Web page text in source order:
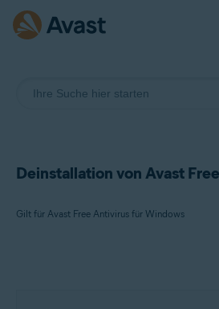
Deinstallation von Avast
Gilt für Avast Free Antivirus für Windows